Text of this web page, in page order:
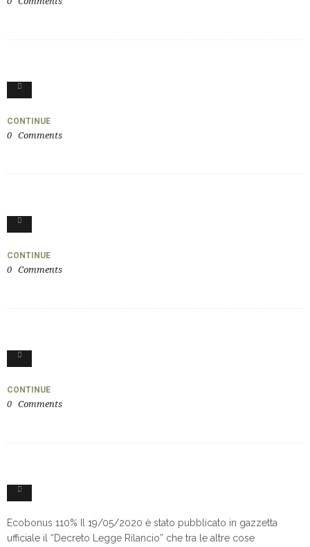
0
CONTINUE
0 Comments
0
CONTINUE
0 Comments
1
CONTINUE
0 Comments
2
Ecobonus 110% Il 19/05/2020 è stato pubblicato in gazzetta
ufficiale il “Decreto Legge Rilancio” che tra le altre cose